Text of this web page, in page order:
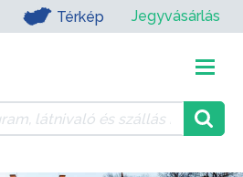
Térkép Jegyvásárlás